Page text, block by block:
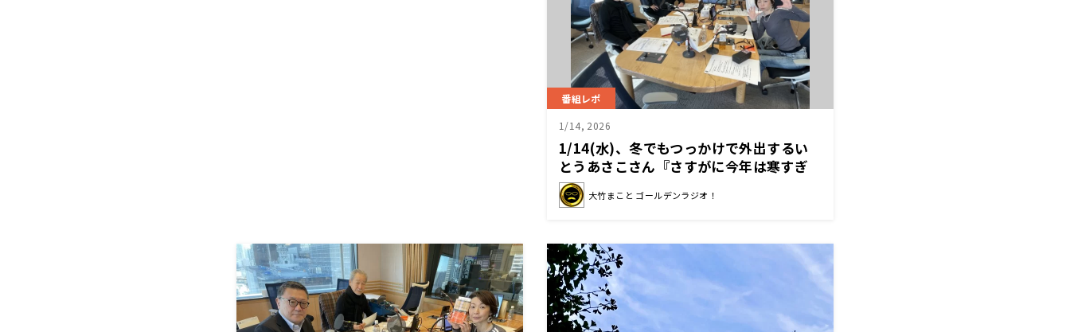
番組レポ
1/14, 2026
1/14(水)、冬でもつっかけで外出するい
とうあさこさん『さすがに今年は寒すぎ
る…』身体を冷やさないために大事な三
つのクビは…足首、手首、乳首！？
大竹まこと ゴールデンラジオ！